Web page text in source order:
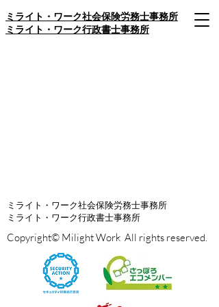
​ミライト・ワーク社会保険労務士事務所
​ミライト・ワーク行政書士事務所
ミライト・ワーク社会保険労務士事務所
​ミライト・ワーク行政書士事務所
Copyright© Milight Work All rights reserved.